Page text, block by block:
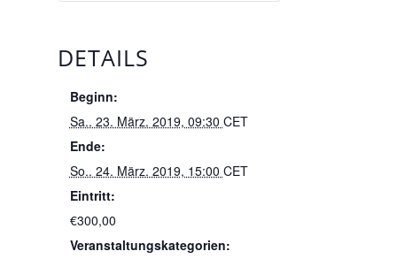
DETAILS
Beginn:
Sa.. 23. März. 2019, 09:30 CET
Ende:
So.. 24. März. 2019, 15:00 CET
Eintritt:
€300,00
Veranstaltungskategorien: